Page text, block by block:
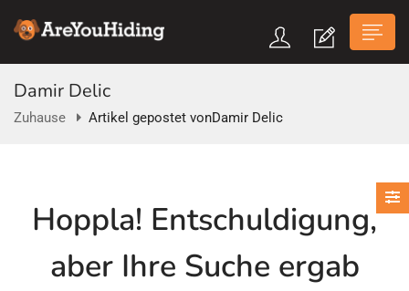
Damir Delic
Zuhause Artikel gepostet vonDamir Delic
Hoppla! Entschuldigung,
aber Ihre Suche ergab